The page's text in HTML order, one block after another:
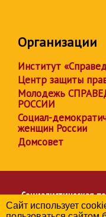
Организации
Институт
Центр защиты
Молодежь
РОССИИ
Социал-
женщин России
Домсовет
Социалистическая
Сайт использует